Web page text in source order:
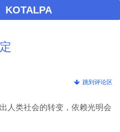
KOTALPA
跳到评论区
人类社会的转变，依赖光明会